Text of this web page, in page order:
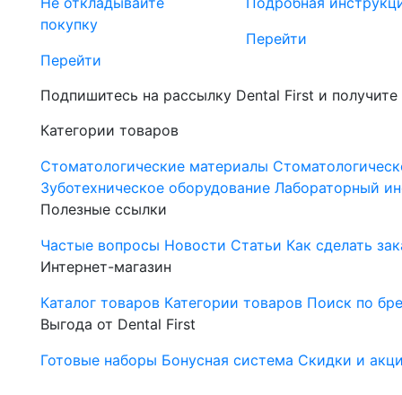
покупку
Перейти
Перейти
Подпишитесь на рассылку Dental First и
Категории товаров
Стоматологические материалы
Зуботехническое оборудование Лабораторный
Полезные ссылки
Частые вопросы Новости Статьи Как сделать
Интернет-магазин
Каталог товаров Категории товаров Поиск по
Выгода от Dental First
Готовые наборы Бонусная система Скидки и